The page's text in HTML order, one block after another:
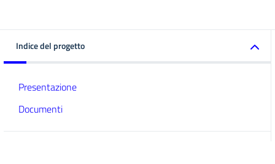
Indice del progetto
Presentazione
Documenti